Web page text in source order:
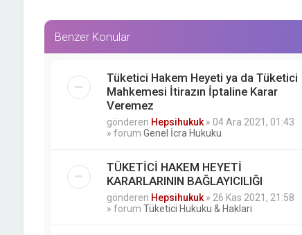
Benzer Konular
Tüketici Hakem Heyeti ya da Tüketici
Mahkemesi İtirazın İptaline Karar
Veremez
gönderen Hepsihukuk» 04 Ara 2021, 01:43
» forum Genel İcra Hukuku
TÜKETİCİ HAKEM HEYETİ
KARARLARININ BAĞLAYICILIĞI
gönderen Hepsihukuk» 26 Kas 2021, 21:58
» forum Tüketici Hukuku & Hakları